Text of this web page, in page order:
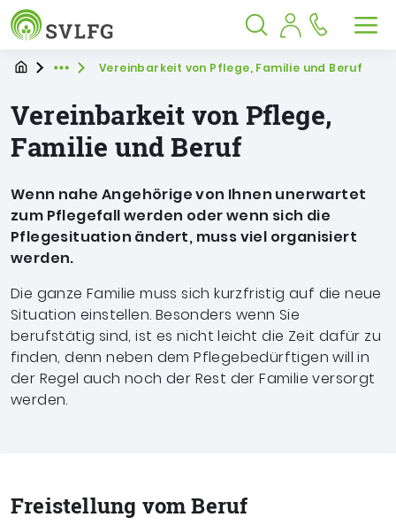
Inhalt
Suche
Springe zu: Hauptmenü
Sozialversicherung für
Suche öffnen
Suche schließen
StartpageExpand breadcrumb Navigation
Sie befinden sich hier
Vereinbarkeit von Pflege, Familie und Beruf
Vereinbarkeit von Pflege,
Familie und Beruf
Wenn nahe Angehörige von Ihnen unerwartet
zum Pflegefall werden oder wenn sich die
Pflegesituation ändert, muss viel organisiert
werden.
Die ganze Familie muss sich kurzfristig auf die neue
Situation einstellen. Besonders wenn Sie
berufstätig sind, ist es nicht leicht die Zeit dafür zu
finden, denn neben dem Pflegebedürftigen will in
der Regel auch noch der Rest der Familie versorgt
werden.
Freistellung vom Beruf